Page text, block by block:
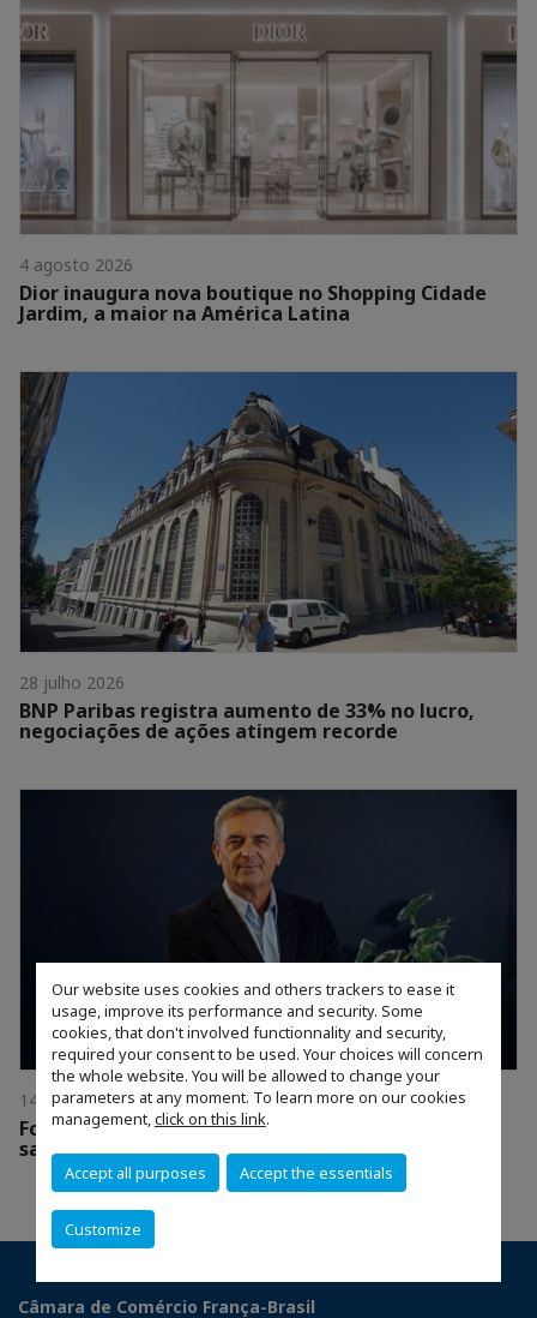
Our website uses cookies and others trackers to ease it
usage, improve its performance and security. Some
cookies, that don't involved functionnality and security,
required your consent to be used. Your choices will concern
the whole website. You will be allowed to change your
parameters at any moment. To learn more on our cookies
management,click on this link.
Accept all purposes Accept the essentials
Customize
4 agosto 2026
Dior inaugura nova boutique no Shopping Cidade
Jardim, a maior na América Latina
28 julho 2026
BNP Paribas registra aumento de 33% no lucro,
negociações de ações atingem recorde
14 julho 2026
Foundever antecipa diretrizes da NR1 focando na
saúde mental
Câmara de Comércio França-Brasil